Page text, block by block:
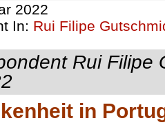
2022
In: Rui Filipe
Rui Filipe
in